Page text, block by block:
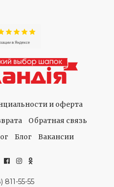
и оферта
Обратная связь
Блог Вакансии
811-55-55